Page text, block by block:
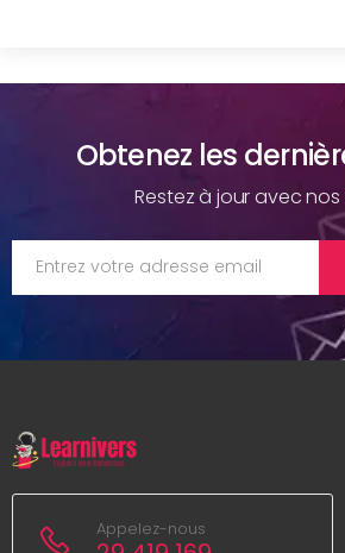
Obtenez les
Restez à jour avec
Appelez-nous